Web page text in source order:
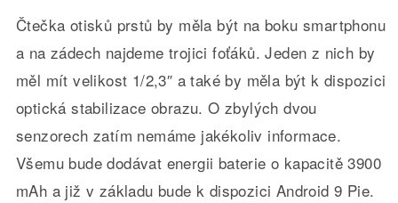
Čtečka otisků prstů by měla být na boku smartphonu
a na zádech najdeme trojici foťáků. Jeden z nich by
měl mít velikost 1/2,3″ a také by měla být k dispozici
optická stabilizace obrazu. O zbylých dvou
senzorech zatím nemáme jakékoliv informace.
Všemu bude dodávat energii baterie o kapacitě 3900
mAh a již v základu bude k dispozici Android 9 Pie.